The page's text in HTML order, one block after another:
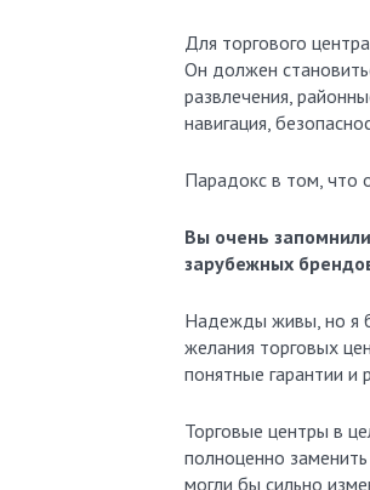
Для торгового
Он должен
развлечения,
навигация,
Парадокс в том, что
Вы очень
зарубежных
Надежды живы, но я
желания торговых
понятные гарантии и
Торговые центры в
полноценно
могли бы сильно